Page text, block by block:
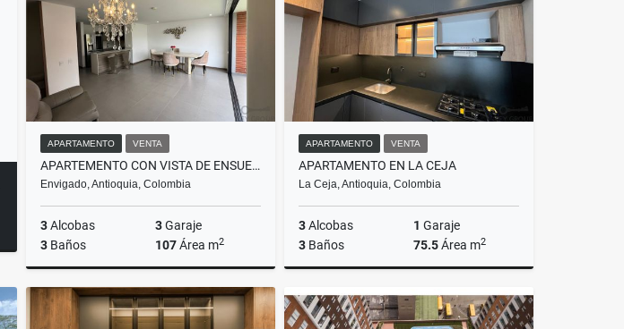
APARTAMENTO VENTA
APARTEMENTO CON VISTA DE ENSUEÑO
Envigado, Antioquia, Colombia
3Alcobas 3Garaje
3 Baños 107Área m2
Venta
$990.000.000
APARTAMENTO VENTA
APARTAMENTO EN LA CEJA
La Ceja, Antioquia, Colombia
3Alcobas 1 Garaje
3 Baños 75.5Área m2
Venta
$490.000.000